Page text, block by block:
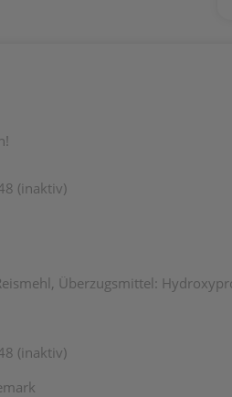
(inaktiv)
Überzugsmittel:
(inaktiv)